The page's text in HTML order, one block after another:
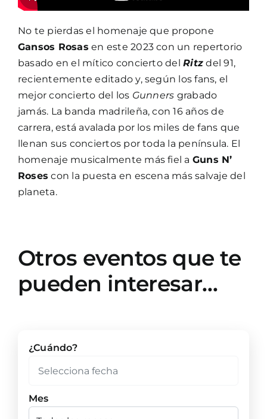
No te pierdas el homenaje que propone
Gansos Rosas en este 2023 con un repertorio
basado en el mítico concierto delRitz del 91,
recientemente editado y, según los fans, el
mejor concierto del los Gunners grabado
jamás. La banda madrileña, con 16 años de
carrera, está avalada por los miles de fans que
llenan sus conciertos por toda la península. El
homenaje musicalmente más fiel a Guns N’
Roses con la puesta en escena más salvaje del
planeta.
Otros eventos que te
pueden interesar…
¿Cuándo?
Mes